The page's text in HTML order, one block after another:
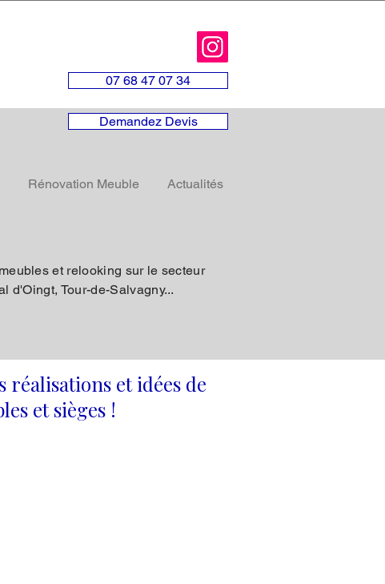
07 68 47 07 34
Demandez Devis
Rénovation Meuble Actualités
et relooking sur le secteur
d'Oingt, Tour-de-Salvagny...
réalisations et idées de
et sièges !